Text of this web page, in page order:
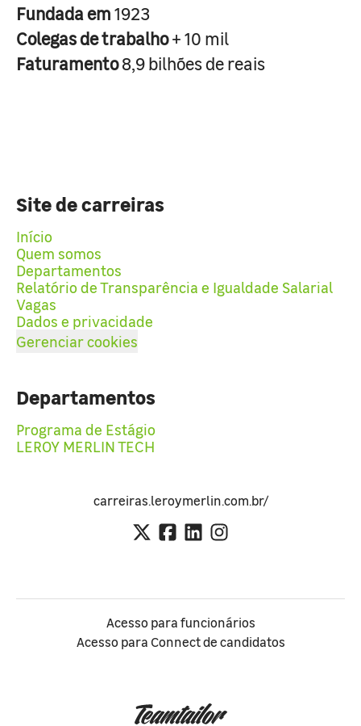
Fundada em1923
Colegas de trabalho+ 10 mil
Faturamento8,9 bilhões de reais
Site de carreiras
Início
Quem somos
Departamentos
Relatório de Transparência e Igualdade Salarial
Vagas
Dados e privacidade
Gerenciar cookies
Departamentos
Programa de Estágio
LEROY MERLIN TECH
carreiras.leroymerlin.com.br/
Acesso para funcionários
Acesso para Connect de candidatos